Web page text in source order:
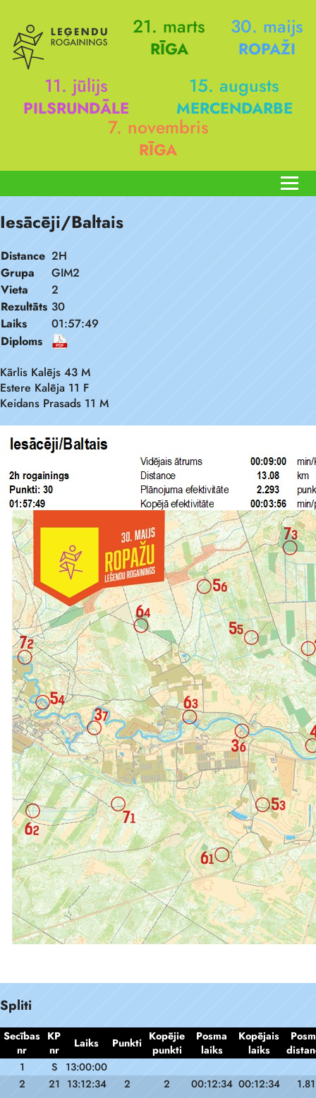
21. marts
RĪGA
30. maijs
ROPAŽI
11. jūlijs
PILSRUNDĀLE
15. augusts
MERCENDARBE
7. novembris
RĪGA
Iesācēji/Baltais
Distance 2H
Grupa
GIM2
Vieta
2
Rezultāts 30
Laiks
01:57:49
Diploms
Kārlis Kalējs 43 M
Estere Kalēja 11 F
Keidans Prasads 11 M
Spliti
Secības
nr
KP
nr
Laiks Punkti Kopējie
punkti
Posma
laiks
Kopējais
laiks
1
S
13:00:00
2
21 13:12:34 2 2 00:12:34 00:12:34 1.81